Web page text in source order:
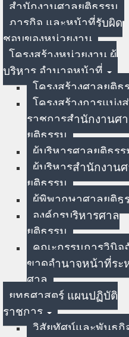
สำนักงานศาลยุติธรรม
ภารกิจ และหน้าที่รับผิด
ชอบของหน่วยงาน
โครงสร้างหน่วยงาน ผู้
บริหาร อำนาจหน้าที่
โครงสร้างศาลยุติธ
โครงสร้างการแบ่ง
ราชการสำนักงานศ
ยุติธรรม
ผู้บริหารศาลยุติธร
ผู้บริหารสำนักงาน
ยุติธรรม
ผู้พิพากษาศาลยุติธ
องค์กรบริหารศาล
ยุติธรรม
คณะกรรมการวินิจ
ขาดอำนาจหน้าที่ระ
ศาล
ยุทธศาสตร์ แผนปฏิบัติ
ราชการ
วิสัยทัศน์และพันธกิ